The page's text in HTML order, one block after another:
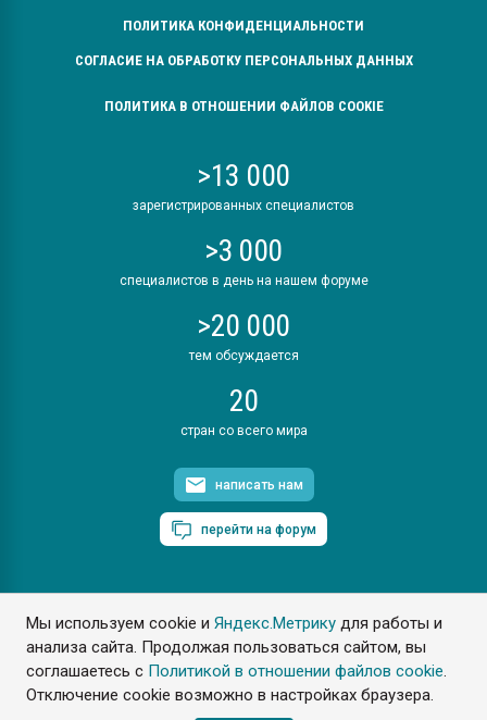
Мы используем cookie иЯндекс.Метрику для работы и
анализа сайта. Продолжая пользоваться сайтом, вы
соглашаетесь с Политикой в отношении файлов cookie.
Отключение cookie возможно в настройках браузера.
ПОЛИТИКА КОНФИДЕНЦИАЛЬНОСТИ
СОГЛАСИЕ НА ОБРАБОТКУ ПЕРСОНАЛЬНЫХ ДАННЫХ
ПОЛИТИКА В ОТНОШЕНИИ ФАЙЛОВ COOKIE
>13 000
зарегистрированных специалистов
>3 000
специалистов в день на нашем форуме
>20 000
тем обсуждается
20
стран со всего мира
написать нам
перейти на форум
ПластЭксперт © 2006. Все права защищены
Разрешается копирование материалов сайта с обязательной
ссылкой на www.e-plastic.ru
Разработка сайта